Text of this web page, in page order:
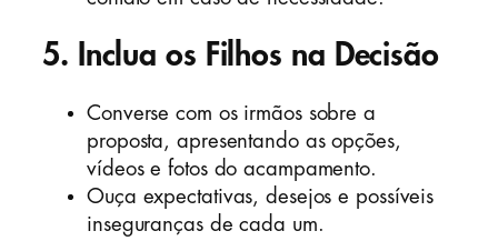
5. Inclua os Filhos na Decisão
Converse com os irmãos sobre a
proposta, apresentando as opções,
vídeos e fotos do acampamento.
Ouça expectativas, desejos e possíveis
inseguranças de cada um.